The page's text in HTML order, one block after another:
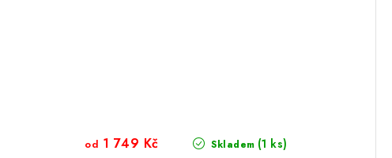
Skladem (1 ks)
od 1 749 Kč